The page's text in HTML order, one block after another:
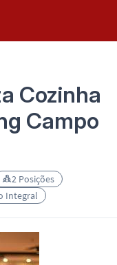
Cozinha
Campo
2 Posições
Integral